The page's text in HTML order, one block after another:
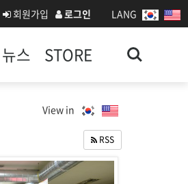
LANG
회원가입 로그인
뉴스 STORE Search
View in
RSS